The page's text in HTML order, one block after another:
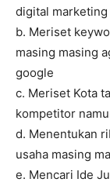
digital marketing
b. Meriset
masing masing
google
c. Meriset Kota
kompetitor
d. Menentukan
usaha masing
e. Mencari Ide